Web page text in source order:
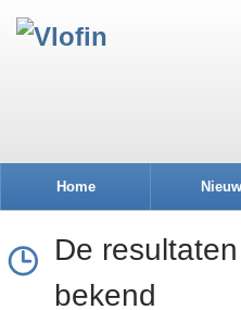
Home
De
bekend